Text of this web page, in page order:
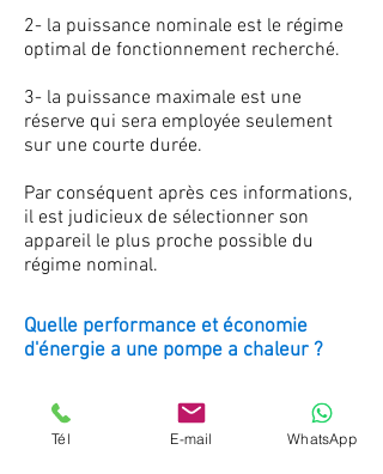
2- la puissance nominale est le régime
optimal de fonctionnement recherché.
3- la puissance maximale est une
réserve qui sera employée seulement
sur une courte durée.
Par conséquent après ces informations,
il est judicieux de sélectionner son
appareil le plus proche possible du
régime nominal.
Quelle performance et économie
d'énergie a une pompe a chaleur ?
la consommation électrique est faite
par la différence d'énergie consommée
Tél E-mail WhatsApp